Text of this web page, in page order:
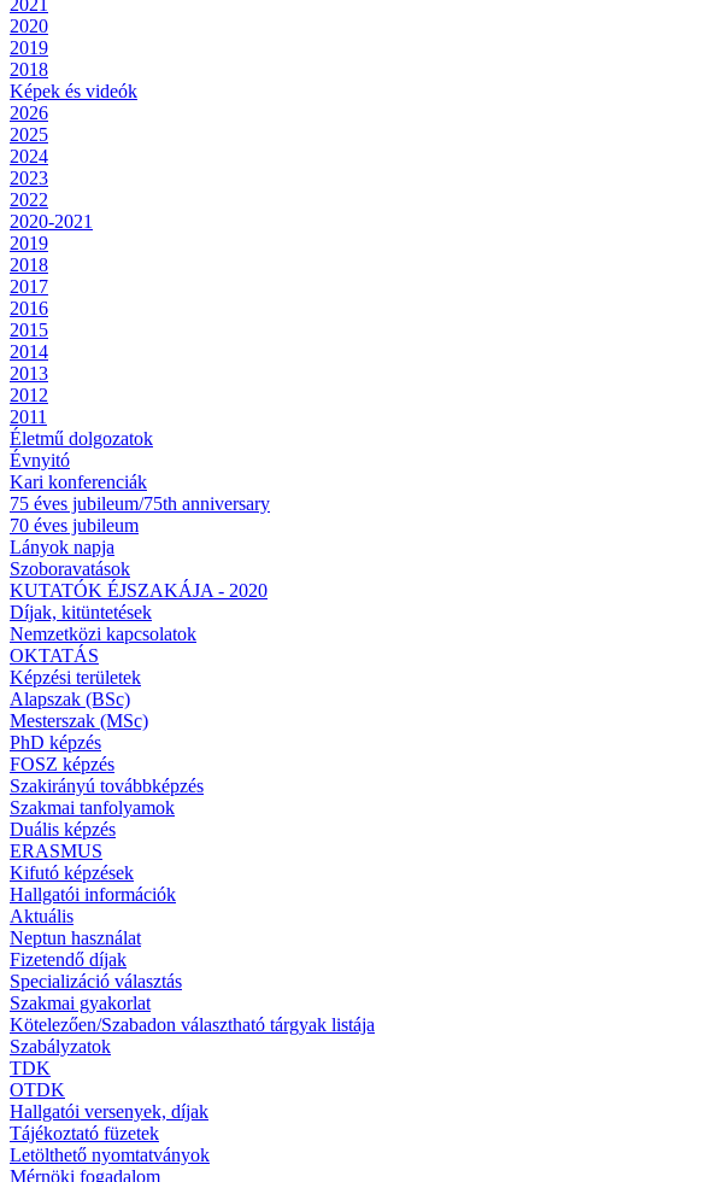
2021
2020
2019
2018
Képek és videók
2026
2025
2024
2023
2022
2020-2021
2019
2018
2017
2016
2015
2014
2013
2012
2011
Életmű dolgozatok
Évnyitó
Kari konferenciák
75 éves jubileum/75th anniversary
70 éves jubileum
Lányok napja
Szoboravatások
KUTATÓK ÉJSZAKÁJA - 2020
Díjak, kitüntetések
Nemzetközi kapcsolatok
OKTATÁS
Képzési területek
Alapszak (BSc)
Mesterszak (MSc)
PhD képzés
FOSZ képzés
Szakirányú továbbképzés
Szakmai tanfolyamok
Duális képzés
ERASMUS
Kifutó képzések
Hallgatói információk
Aktuális
Neptun használat
Fizetendő díjak
Specializáció választás
Szakmai gyakorlat
Kötelezően/Szabadon választható tárgyak listája
Szabályzatok
TDK
OTDK
Hallgatói versenyek, díjak
Tájékoztató füzetek
Letölthető nyomtatványok
Mérnöki fogadalom